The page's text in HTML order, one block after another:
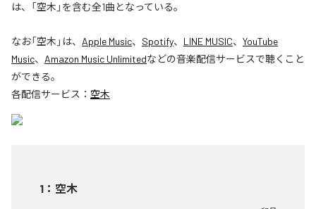
は、「空木」を含む全1曲となっている。
なお「空木 」は、 Apple Music、 Spotify、 LINE MUSIC、 YouTube
Music、 Amazon Music Unlimitedなどの音楽配信サービスで聴くこと
ができる。
各配信サービス： 空木
1 ： 空木